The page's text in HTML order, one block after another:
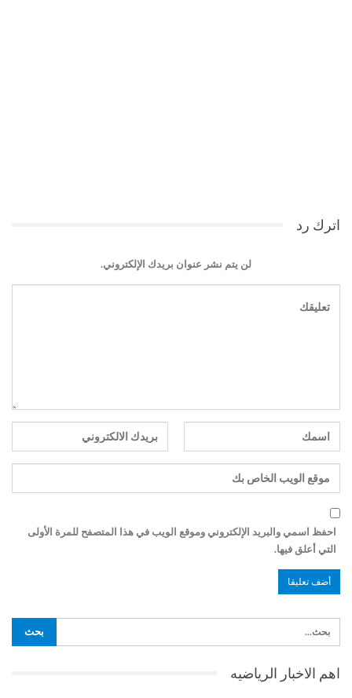
اترك رد
لن يتم نشر عنوان بريدك الإلكتروني.
احفظ اسمي والبريد الإلكتروني وموقع الويب في هذا المتصفح للمرة الأولى
التي أعلق فيها.
اهم الاخبار الرياضيه